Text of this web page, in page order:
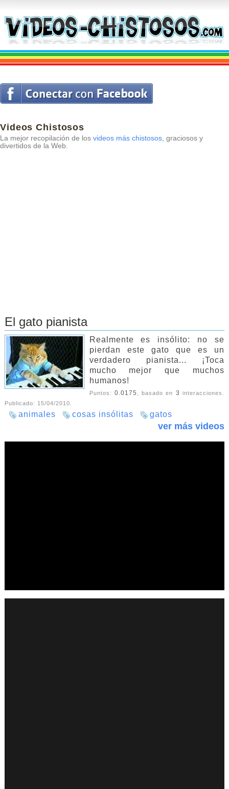
Videos Chistosos
La mejor recopilación de los videos más chistosos, graciosos y
divertidos de la Web.
El gato pianista
Realmente es insólito: no se
pierdan este gato que es un
verdadero pianista... ¡Toca
mucho mejor que muchos
humanos!
Puntos: 0.0175 , basado en 3 interacciones.
Publicado: 15/04/2010.
animales cosas insólitas gatos
ver más videos